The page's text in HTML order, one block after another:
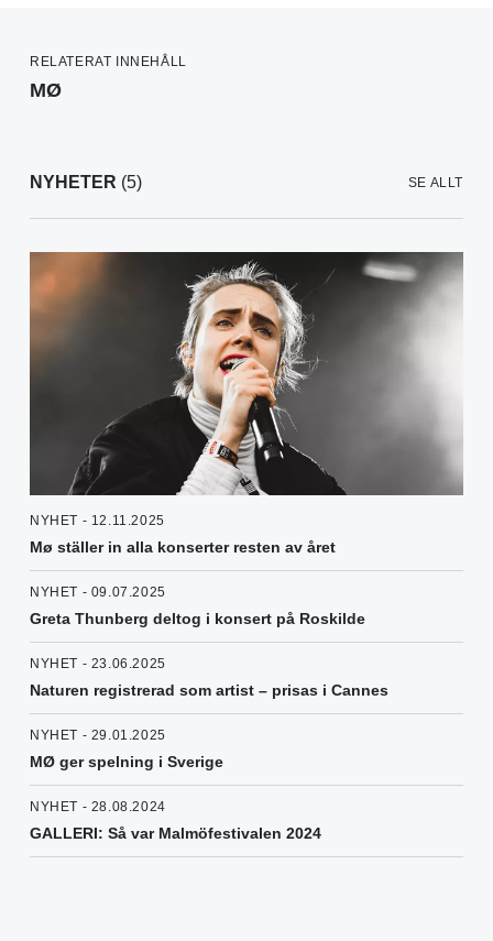
RELATERAT INNEHÅLL
MØ
NYHETER (5) SE ALLT
NYHET - 12.11.2025
Mø ställer in alla konserter resten av året
NYHET - 09.07.2025
Greta Thunberg deltog i konsert på Roskilde
NYHET - 23.06.2025
Naturen registrerad som artist – prisas i Cannes
NYHET - 29.01.2025
MØ ger spelning i Sverige
NYHET - 28.08.2024
GALLERI: Så var Malmöfestivalen 2024